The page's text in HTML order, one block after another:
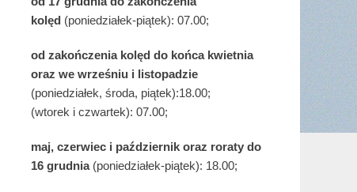
kolęd (poniedziałek-piątek): 07.00;
od zakończenia kolęd do końca kwietnia
oraz we wrześniu i listopadzie
(poniedziałek, środa, piątek):18.00;
(wtorek i czwartek): 07.00;
maj, czerwiec i październik oraz roraty do
16 grudnia (poniedziałek-piątek): 18.00;